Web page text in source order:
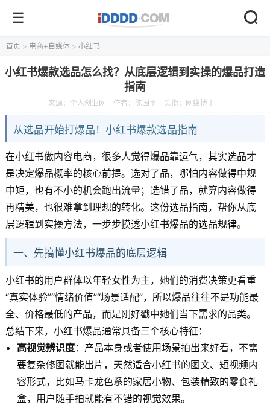
首页 > 电商+自媒体 > 小红书
小红书爆款选品怎么找？从底层逻辑到实操的爆品打造
指南
来源： 个人创业网 作者：陈国平 头衔：网络博主
从选品开始打爆品！小红书爆款选品指南
在小红书做内容电商，很多人觉得爆品靠运气，其实选品才
是决定爆品概率的核心前提。选对了品，哪怕内容做得中规
中矩，也有不小的机会跑出流量；选错了品，就算内容做得
再精美，也很难拿到理想的转化。这份选品指南，帮你从底
层逻辑到实操方法，一步步摸透小红书爆品的选品规律。
一、先搞懂小红书爆品的底层逻辑
小红书的用户群体以年轻女性为主，她们的消费决策更看重
“真实体验”“情绪价值”“场景适配”，所以爆品往往不是功能最
全、价格最低的产品，而是刚好戳中她们当下需求的品类。
总结下来，小红书爆品通常具备三个核心特征：
高视觉辨识度：产品本身或者使用场景拍出来好看，不需
要复杂修图就能出片，天然适合小红书的图文、短视频内
容形式，比如马卡龙色系的家居小物、包装精致的零食礼
盒，用户随手拍就能有不错的视觉效果。